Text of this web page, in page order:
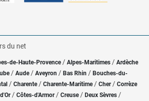
du net
de-Haute-Provence / Alpes-Maritimes / Ardèche
/ Aude / Aveyron / Bas Rhin / Bouches-du-
/ Charente / Charente-Maritime/ Cher / Corrèze
/ Côtes-d'Armor/ Creuse/ Deux Sèvres /